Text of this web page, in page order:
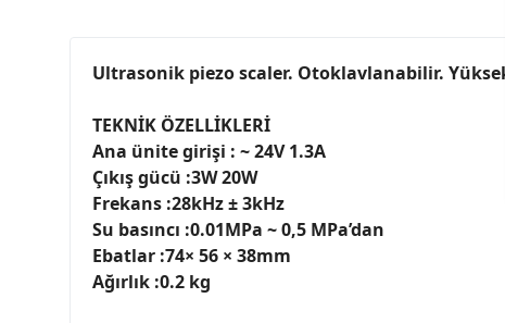
Ultrasonik piezo scaler. Otoklavlanabilir.
TEKNİK ÖZELLİKLERİ
Ana ünite girişi : ~ 24V 1.3A
Çıkış gücü :3W 20W
Frekans :28kHz ± 3kHz
Su basıncı :0.01MPa ~ 0,5 MPa’dan
Ebatlar :74× 56 × 38mm
Ağırlık :0.2 kg